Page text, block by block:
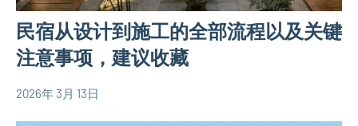
式
别
设
计
民宿从设计到施工的全部流程以及关键
注意事项，建议收藏
2026年 3月 13日
yacool